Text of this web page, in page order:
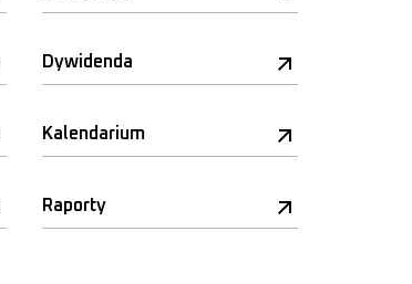
Dywidenda
Kalendarium
Raporty